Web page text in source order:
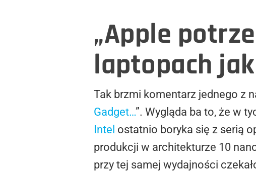
„Apple
laptopach
Tak brzmi komentarz jednego z
Gadget…”. Wygląda ba to, że w
Intel ostatnio boryka się z serią
produkcji w architekturze 10
przy tej samej wydajności